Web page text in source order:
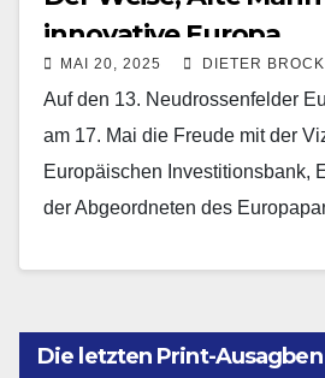
innovative Europa
MAI 20, 2025 DIETER
Auf den 13. Neudrossenfelder
am 17. Mai die Freude mit der
Europäischen Investitionsbank,
der Abgeordneten des
Die letzten Print-Ausagben